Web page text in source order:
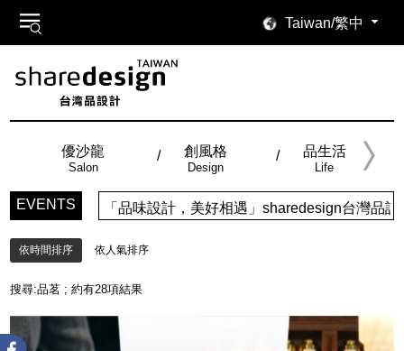
Taiwan/繁中
優沙龍
Salon
創風格
Design
品生活
Life
EVENTS
「品味設計，美好相遇」sharedesign台灣品設計，五大特色
依時間排序 依人氣排序
搜尋:品茗 ; 約有28項結果